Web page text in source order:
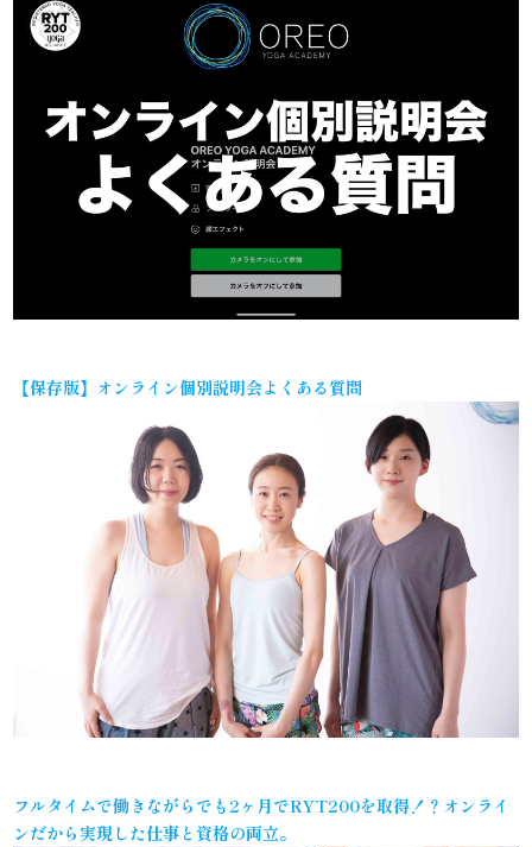
【保存版】オンライン個別説明会よくある質問
フルタイムで働きながらでも2ヶ月でRYT200を取得！？オンライ
ンだから実現した仕事と資格の両立。